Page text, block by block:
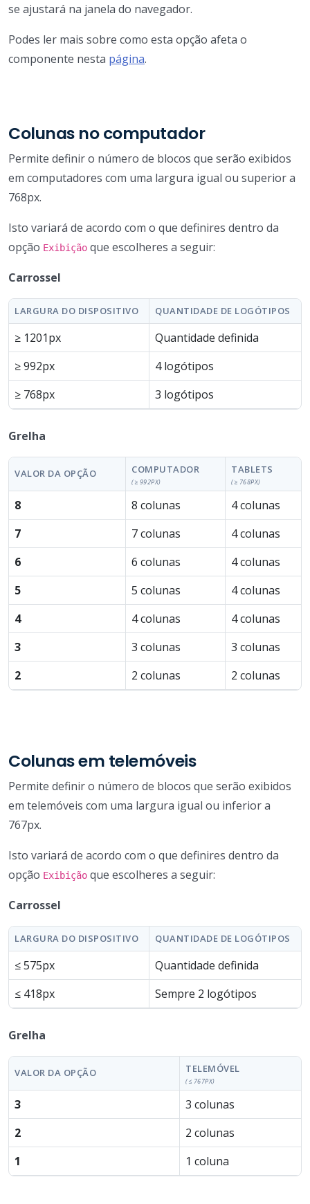
se ajustará na janela do navegador.
Podes ler mais sobre como esta opção afeta o
componente nesta página.
Colunas no computador
Permite definir o número de blocos que serão exibidos
em computadores com uma largura igual ou superior a
768px.
Isto variará de acordo com o que definires dentro da
opção Exibição que escolheres a seguir:
Carrossel
LARGURA DO DISPOSITIVO QUANTIDADE DE LOGÓTIPOS
≥ 1201px
Quantidade definida
≥ 992px
4 logótipos
≥ 768px
3 logótipos
Grelha
VALOR DA OPÇÃO COMPUTADOR
(≥ 992PX)
TABLETS
(≥ 768PX)
8 8 colunas
4 colunas
7
7 colunas
4 colunas
6
6 colunas
4 colunas
5
5 colunas
4 colunas
4
4 colunas
4 colunas
3
3 colunas
3 colunas
2
2 colunas 2 colunas
Colunas em telemóveis
Permite definir o número de blocos que serão exibidos
em telemóveis com uma largura igual ou inferior a
767px.
Isto variará de acordo com o que definires dentro da
opção Exibição que escolheres a seguir:
Carrossel
LARGURA DO DISPOSITIVO QUANTIDADE DE LOGÓTIPOS
≤ 575px
Quantidade definida
≤ 418px
Sempre 2 logótipos
Grelha
VALOR DA OPÇÃO TELEMÓVEL
(≤ 767PX)
3
3 colunas
2
2 colunas
1
1 coluna